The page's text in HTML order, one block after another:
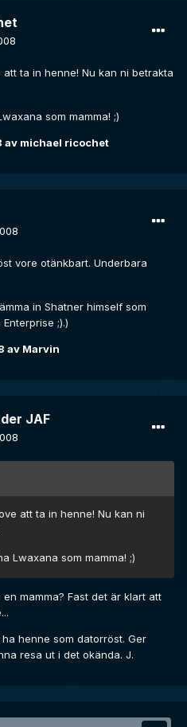
att ta in henne! Nu kan ni betrakta
som mamma! ;)
av michael ricochet
vore otänkbart. Underbara
in Shatner himself som
;).)
av Marvin
JAF
att ta in henne! Nu kan ni
Lwaxana som mamma! ;)
mamma? Fast det är klart att
henne som datorröst. Ger
resa ut i det okända. J.